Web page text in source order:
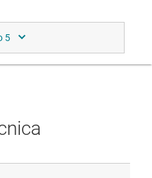
2 entradas de 2 V a 6 V y